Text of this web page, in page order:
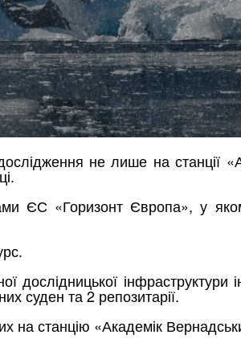
не лише на
ЄС «Горизонт Європа», у
дослідницької
суден та 2 репозитарії.
на станцію «Академік